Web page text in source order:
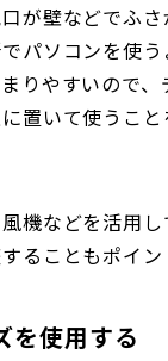
が壁などでふさ
パソコンを使う
りやすいので
置いて使うこ
機などを活用し
ることもポイン
を使用する